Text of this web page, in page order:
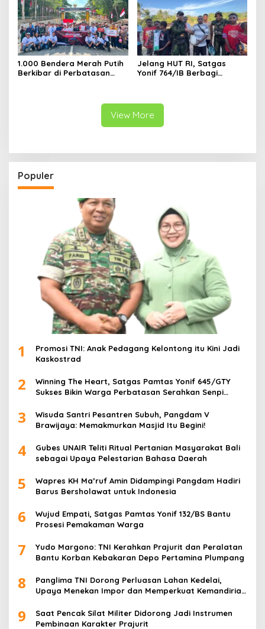
1.000 Bendera Merah Putih
Berkibar di Perbatasan
Jelang HUT RI, Satgas
Yonif 764/IB Berbagi
View More
Populer
1
Promosi TNI: Anak Pedagang Kelontong itu Kini Jadi
Kaskostrad
2
Winning The Heart, Satgas Pamtas Yonif 645/GTY
Sukses Bikin Warga Perbatasan Serahkan Senpi
3
Wisuda Santri Pesantren Subuh, Pangdam V
Brawijaya: Memakmurkan Masjid Itu Begini!
4
Gubes UNAIR Teliti Ritual Pertanian Masyarakat Bali
sebagai Upaya Pelestarian Bahasa Daerah
5
Wapres KH Ma’ruf Amin Didampingi Pangdam Hadiri
Barus Bersholawat untuk Indonesia
6
Wujud Empati, Satgas Pamtas Yonif 132/BS Bantu
Prosesi Pemakaman Warga
7
Yudo Margono: TNI Kerahkan Prajurit dan Peralatan
Bantu Korban Kebakaran Depo Pertamina Plumpang
8
Panglima TNI Dorong Perluasan Lahan Kedelai,
Upaya Menekan Impor dan Memperkuat Kemandirian
9
Saat Pencak Silat Militer Didorong Jadi Instrumen
Pembinaan Karakter Prajurit